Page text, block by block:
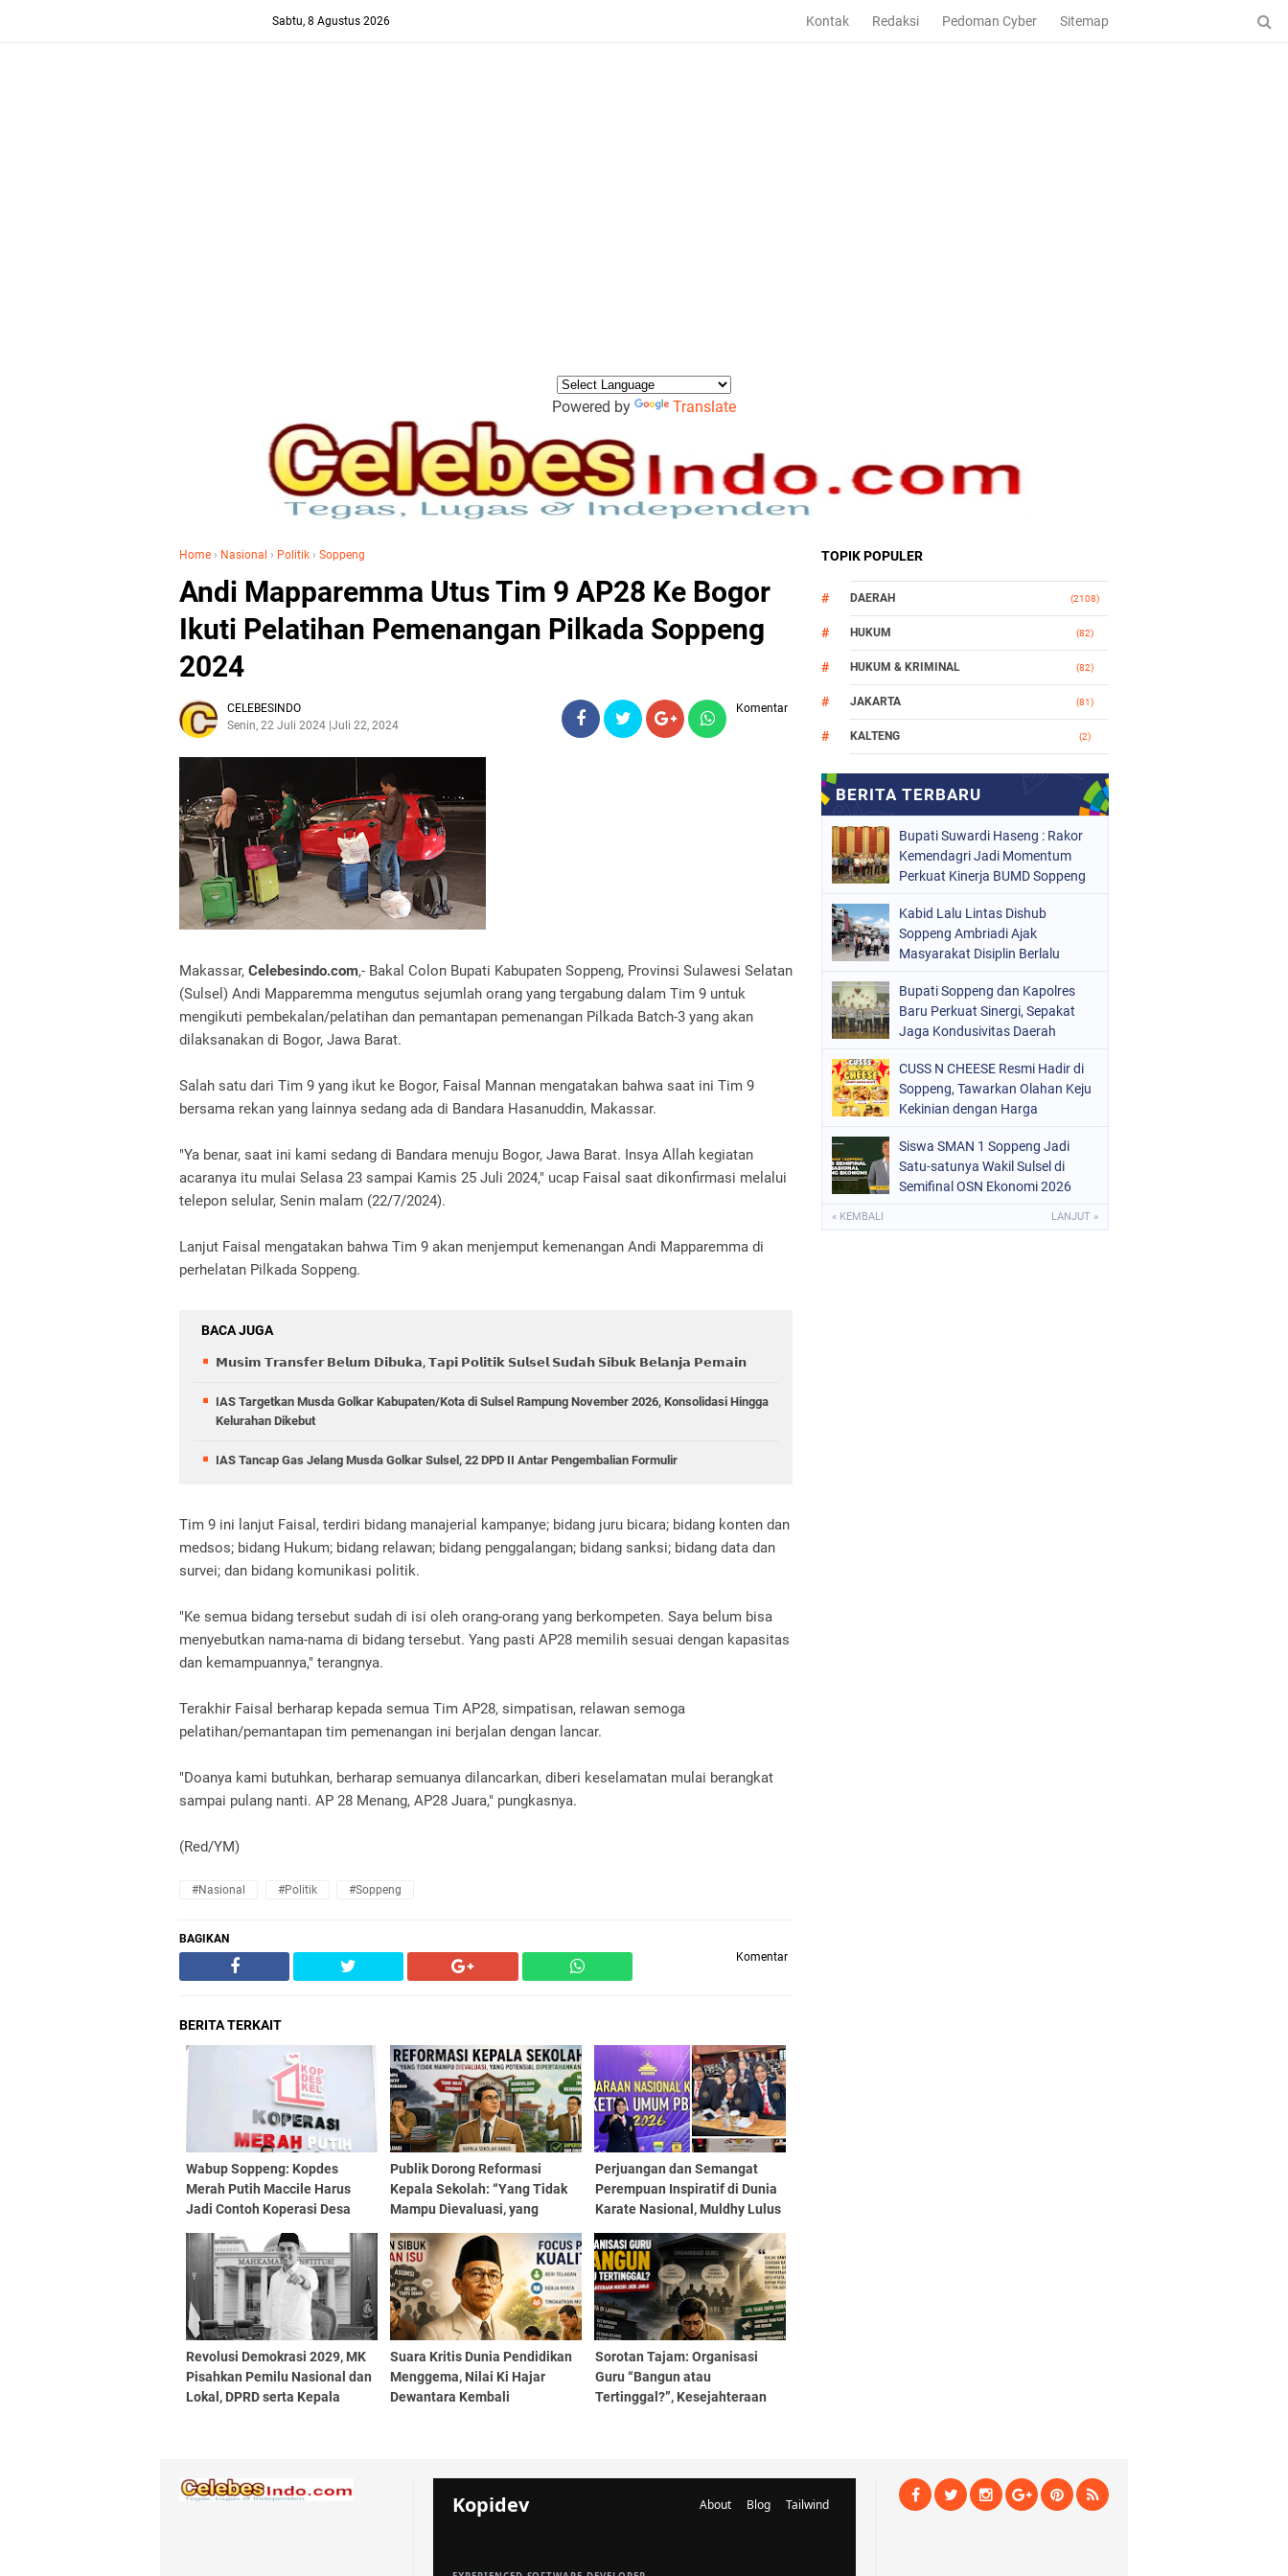
Sabtu, 8 Agustus 2026 Kontak Redaksi Pedoman Cyber Sitemap
Powered by Translate
Home › Nasional › Politik › Soppeng
Andi Mapparemma Utus Tim 9 AP28 Ke Bogor
Ikuti Pelatihan Pemenangan Pilkada Soppeng
2024
CELEBESINDO
Senin, 22 Juli 2024 Juli 22, 2024
Komentar
Makassar, Celebesindo.com,- Bakal Colon Bupati Kabupaten Soppeng, Provinsi Sulawesi Selatan
(Sulsel) Andi Mapparemma mengutus sejumlah orang yang tergabung dalam Tim 9 untuk
mengikuti pembekalan/pelatihan dan pemantapan pemenangan Pilkada Batch-3 yang akan
dilaksanakan di Bogor, Jawa Barat.
Salah satu dari Tim 9 yang ikut ke Bogor, Faisal Mannan mengatakan bahwa saat ini Tim 9
bersama rekan yang lainnya sedang ada di Bandara Hasanuddin, Makassar.
"Ya benar, saat ini kami sedang di Bandara menuju Bogor, Jawa Barat. Insya Allah kegiatan
acaranya itu mulai Selasa 23 sampai Kamis 25 Juli 2024," ucap Faisal saat dikonfirmasi melalui
telepon selular, Senin malam (22/7/2024).
Lanjut Faisal mengatakan bahwa Tim 9 akan menjemput kemenangan Andi Mapparemma di
perhelatan Pilkada Soppeng.
BACA JUGA
𝗠𝘂𝘀𝗶𝗺 𝗧𝗿𝗮𝗻𝘀𝗳𝗲𝗿 𝗕𝗲𝗹𝘂𝗺 𝗗𝗶𝗯𝘂𝗸𝗮, 𝗧𝗮𝗽𝗶 𝗣𝗼𝗹𝗶𝘁𝗶𝗸 𝗦𝘂𝗹𝘀𝗲𝗹 𝗦𝘂𝗱𝗮𝗵 𝗦𝗶𝗯𝘂𝗸 𝗕𝗲𝗹𝗮𝗻𝗷𝗮 𝗣𝗲𝗺𝗮𝗶𝗻
IAS Targetkan Musda Golkar Kabupaten/Kota di Sulsel Rampung November 2026, Konsolidasi Hingga
Kelurahan Dikebut
IAS Tancap Gas Jelang Musda Golkar Sulsel, 22 DPD II Antar Pengembalian Formulir
Tim 9 ini lanjut Faisal, terdiri bidang manajerial kampanye; bidang juru bicara; bidang konten dan
medsos; bidang Hukum; bidang relawan; bidang penggalangan; bidang sanksi; bidang data dan
survei; dan bidang komunikasi politik.
"Ke semua bidang tersebut sudah di isi oleh orang-orang yang berkompeten. Saya belum bisa
menyebutkan nama-nama di bidang tersebut. Yang pasti AP28 memilih sesuai dengan kapasitas
dan kemampuannya," terangnya.
Terakhir Faisal berharap kepada semua Tim AP28, simpatisan, relawan semoga
pelatihan/pemantapan tim pemenangan ini berjalan dengan lancar.
"Doanya kami butuhkan, berharap semuanya dilancarkan, diberi keselamatan mulai berangkat
sampai pulang nanti. AP 28 Menang, AP28 Juara," pungkasnya.
(Red/YM)
#Nasional #Politik #Soppeng
BAGIKAN
Komentar
BERITA TERKAIT
Wabup Soppeng: Kopdes
Merah Putih Maccile Harus
Jadi Contoh Koperasi Desa
Publik Dorong Reformasi
Kepala Sekolah: “Yang Tidak
Mampu Dievaluasi, yang
Perjuangan dan Semangat
Perempuan Inspiratif di Dunia
Karate Nasional, Muldhy Lulus
Kumite dan Juri B Kata PB
FORKI
Revolusi Demokrasi 2029, MK
Pisahkan Pemilu Nasional dan
Lokal, DPRD serta Kepala
Suara Kritis Dunia Pendidikan
Menggema, Nilai Ki Hajar
Dewantara Kembali
Sorotan Tajam: Organisasi
Guru “Bangun atau
Tertinggal?”, Kesejahteraan
TOPIK POPULER
DAERAH (2108)
HUKUM (82)
HUKUM & KRIMINAL (82)
JAKARTA (81)
KALTENG (2)
MAKASSAR
(1021)
ORGANISASI (184)
PERISTIWA (68)
POLRI
SULSEL (846)
Bupati Suwardi Haseng : Rakor
Kemendagri Jadi Momentum
Perkuat Kinerja BUMD Soppeng
Kabid Lalu Lintas Dishub
Soppeng Ambriadi Ajak
Masyarakat Disiplin Berlalu
Bupati Soppeng dan Kapolres
Baru Perkuat Sinergi, Sepakat
Jaga Kondusivitas Daerah
CUSS N CHEESE Resmi Hadir di
Soppeng, Tawarkan Olahan Keju
Kekinian dengan Harga
Siswa SMAN 1 Soppeng Jadi
Satu-satunya Wakil Sulsel di
Semifinal OSN Ekonomi 2026
« KEMBALI LANJUT »